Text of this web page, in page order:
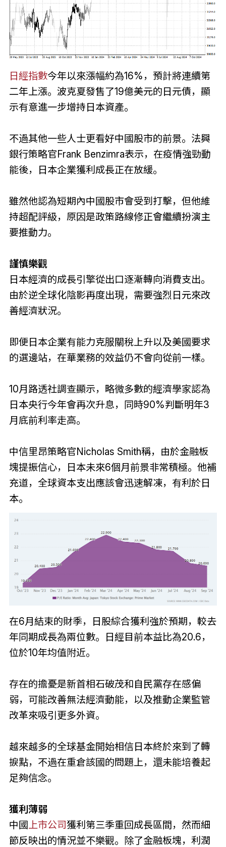
日經指數今年以來漲幅約為16%，預計將連續第
二年上漲。波克夏發售了19億美元的日元債，顯
示有意進一步增持日本資產。
不過其他一些人士更看好中國股市的前景。法興
銀行策略官Frank Benzimra表示，在疫情強勁動
能後，日本企業獲利成長正在放緩。
雖然他認為短期內中國股市會受到打擊，但他維
持超配評級，原因是政策路線修正會繼續扮演主
要推動力。
謹慎樂觀
日本經濟的成長引擎從出口逐漸轉向消費支出。
由於逆全球化陰影再度出現，需要強烈日元來改
善經濟狀況。
即便日本企業有能力克服關稅上升以及美國要求
的選邊站，在華業務的效益仍不會向從前一樣。
10月路透社調查顯示，略微多數的經濟學家認為
日本央行今年會再次升息，同時90%判斷明年3
月底前利率走高。
中信里昂策略官Nicholas Smith稱，由於金融板
塊提振信心，日本未來6個月前景非常積極。他補
充道，全球資本支出應該會迅速解凍，有利於日
本。
在6月結束的財季，日股綜合獲利強於預期，較去
年同期成長為兩位數。日經目前本益比為20.6，
位於10年均值附近。
存在的擔憂是新首相石破茂和自民黨存在感偏
弱，可能改善無法經濟動能，以及推動企業監管
改革來吸引更多外資。
越來越多的全球基金開始相信日本終於來到了轉
捩點，不過在重倉該國的問題上，還未能培養起
足夠信念。
獲利薄弱
中國上市公司獲利第三季重回成長區間，然而細
節反映出的情況並不樂觀。除了金融板塊，利潤